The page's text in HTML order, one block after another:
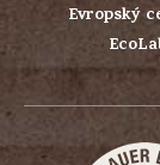
Evropský